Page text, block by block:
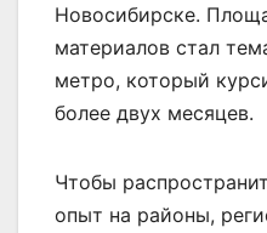
Новосибирске.
материалов стал
метро, который
более двух месяцев.
Чтобы
опыт на районы,